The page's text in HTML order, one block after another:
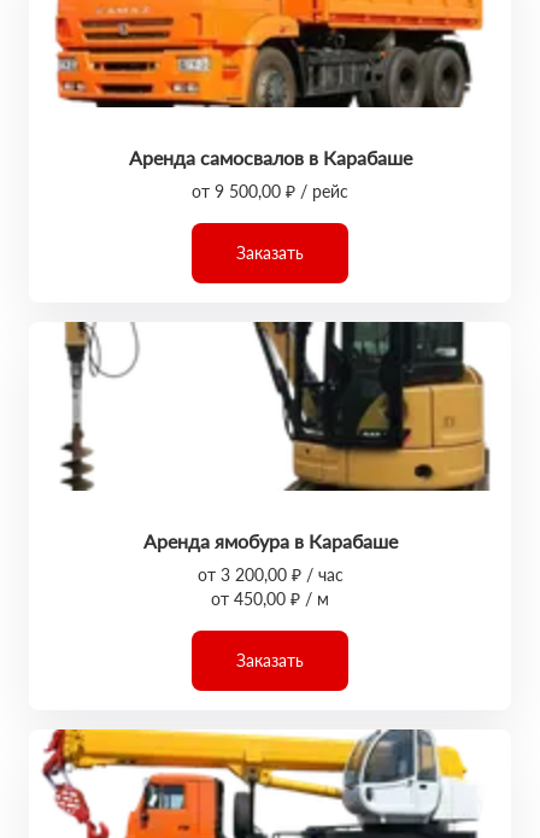
Аренда самосвалов в Карабаше
от 9 500,00 ₽ / рейс
Заказать
Аренда ямобура в Карабаше
от 3 200,00 ₽ / час
от 450,00 ₽ / м
Заказать